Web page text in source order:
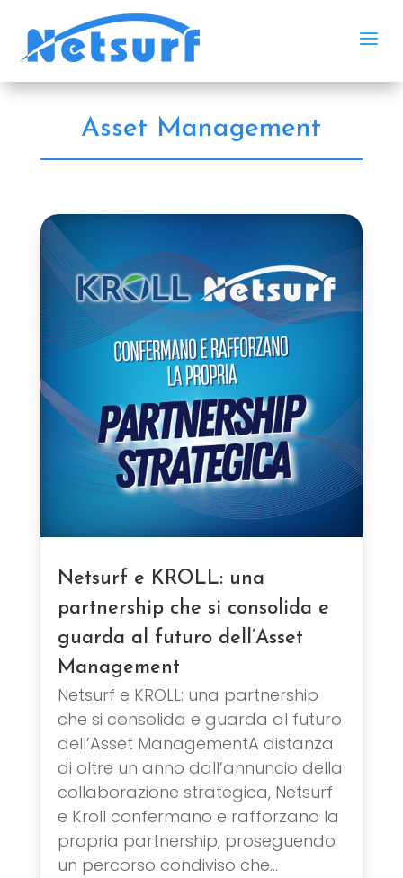
a
Asset Management
Netsurf e KROLL: una
partnership che si consolida e
guarda al futuro dell’Asset
Management
Netsurf e KROLL: una partnership
che si consolida e guarda al futuro
dell’Asset ManagementA distanza
di oltre un anno dall’annuncio della
collaborazione strategica, Netsurf
e Kroll confermano e rafforzano la
propria partnership, proseguendo
un percorso condiviso che...